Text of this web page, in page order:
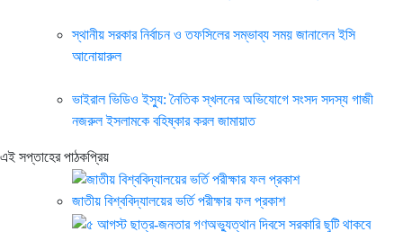
স্থানীয় সরকার নির্বাচন ও তফসিলের সম্ভাব্য সময় জানালেন ইসি
আনোয়ারুল
ভাইরাল ভিডিও ইস্যু: নৈতিক স্খলনের অভিযোগে সংসদ সদস্য গাজী
নজরুল ইসলামকে বহিষ্কার করল জামায়াত
এই সপ্তাহের পাঠকপ্রিয়
জাতীয় বিশ্ববিদ্যালয়ের ভর্তি পরীক্ষার ফল প্রকাশ